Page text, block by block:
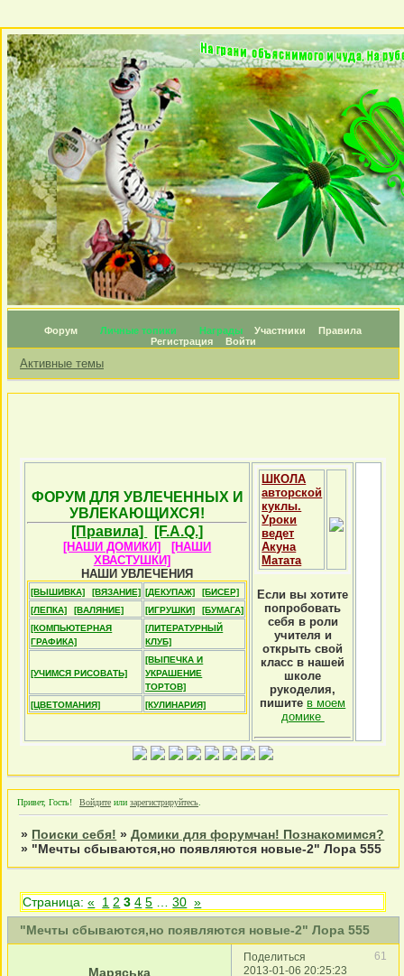
Форум Личные топики Награды Участники
Правила
Регистрация
Войти
Активные темы
ФОРУМ ДЛЯ УВЛЕЧЕННЫХ И
УВЛЕКАЮЩИХСЯ!
[Правила]
[F.A.Q.]
[НАШИ ДОМИКИ]
[НАШИ
ХВАСТУШКИ]
НАШИ УВЛЕЧЕНИЯ
[ВЫШИВКА] [ВЯЗАНИЕ] [ДЕКУПАЖ]
[БИСЕР]
[ЛЕПКА]
[ВАЛЯНИЕ] [ИГРУШКИ]
[БУМАГА]
[КОМПЬЮТЕРНАЯ
ГРАФИКА]
[ЛИТЕРАТУРНЫЙ
КЛУБ]
[УЧИМСЯ РИСОВАТЬ]
[ВЫПЕЧКА И
УКРАШЕНИЕ
ТОРТОВ]
[ЦВЕТОМАНИЯ]
[КУЛИНАРИЯ]
ШКОЛА
авторской
куклы.
Уроки
ведет
Акуна
Матата
Если вы хотите
попробовать
себя в роли
учителя и
открыть свой
класс в нашей
школе
рукоделия,
пишите в моем
домике
Привет, Гость! Войдите или зарегистрируйтесь
» Поиски себя! »Домики для форумчан! Познакомимся?
» "Мечты сбываются,но появляются новые-2" Лора 555
"Мечты сбываются,но появляются новые-2" Лора 555
Страница:« 1 2 3 4 5 30 »
Поделиться
61
2013-01-06 20:25:23
Маряська